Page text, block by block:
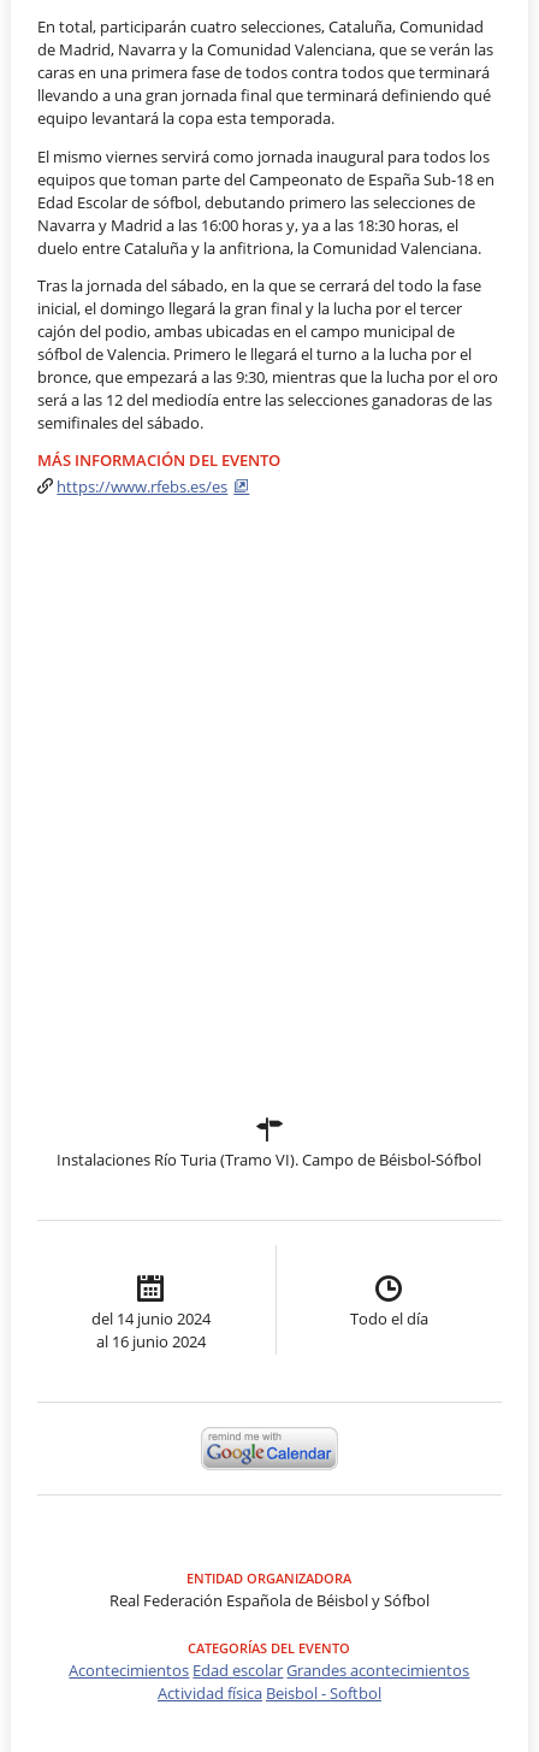
En total, participarán cuatro selecciones, Cataluña, Comunidad
de Madrid, Navarra y la Comunidad Valenciana, que se verán las
caras en una primera fase de todos contra todos que terminará
llevando a una gran jornada final que terminará definiendo qué
equipo levantará la copa esta temporada.
El mismo viernes servirá como jornada inaugural para todos los
equipos que toman parte del Campeonato de España Sub-18 en
Edad Escolar de sófbol, debutando primero las selecciones de
Navarra y Madrid a las 16:00 horas y, ya a las 18:30 horas, el
duelo entre Cataluña y la anfitriona, la Comunidad Valenciana.
Tras la jornada del sábado, en la que se cerrará del todo la fase
inicial, el domingo llegará la gran final y la lucha por el tercer
cajón del podio, ambas ubicadas en el campo municipal de
sófbol de Valencia. Primero le llegará el turno a la lucha por el
bronce, que empezará a las 9:30, mientras que la lucha por el oro
será a las 12 del mediodía entre las selecciones ganadoras de las
semifinales del sábado.
MÁS INFORMACIÓN DEL EVENTO
https://www.rfebs.es/es
Instalaciones Río Turia (Tramo VI). Campo de Béisbol-Sófbol
del 14 junio 2024
al 16 junio 2024
Todo el día
ENTIDAD ORGANIZADORA
Real Federación Española de Béisbol y Sófbol
CATEGORÍAS DEL EVENTO
Acontecimientos Edad escolarGrandes acontecimientos
Actividad física Beisbol - Softbol